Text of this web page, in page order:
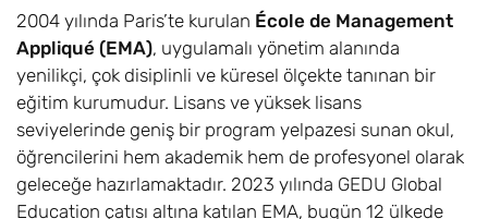
2004 yılında Paris’te kurulan École de Management
Appliqué (EMA), uygulamalı yönetim alanında
yenilikçi, çok disiplinli ve küresel ölçekte tanınan bir
eğitim kurumudur. Lisans ve yüksek lisans
seviyelerinde geniş bir program yelpazesi sunan okul,
öğrencilerini hem akademik hem de profesyonel olarak
geleceğe hazırlamaktadır. 2023 yılında GEDU Global
Education çatısı altına katılan EMA, bugün 12 ülkede